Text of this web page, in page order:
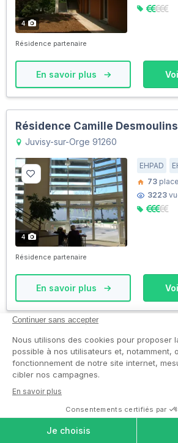
4
Résidence partenaire
En savoir plus
Résidence Camille Desmoulins
Juvisy-sur-Orge 91260
4
EHPAD
73
3223
Résidence partenaire
En savoir plus
Résidence Autonomie
Saint-Michel-sur-Orge 91240
4 (4)